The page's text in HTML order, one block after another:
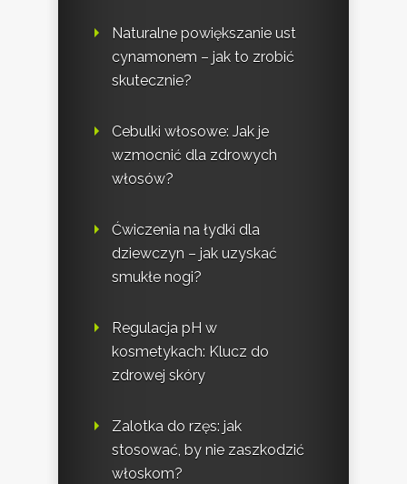
Naturalne powiększanie ust
cynamonem – jak to zrobić
skutecznie?
Cebulki włosowe: Jak je
wzmocnić dla zdrowych
włosów?
Ćwiczenia na łydki dla
dziewczyn – jak uzyskać
smukłe nogi?
Regulacja pH w
kosmetykach: Klucz do
zdrowej skóry
Zalotka do rzęs: jak
stosować, by nie zaszkodzić
włoskom?